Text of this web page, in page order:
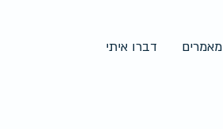
מאמרים דברו איתי